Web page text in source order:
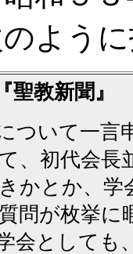
よう
『聖教新聞
ついて一言
、初代会長
かとか、
問が枚挙に
会としても